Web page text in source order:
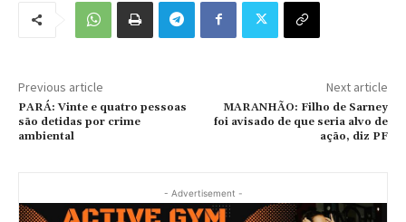
Previous article
PARÁ: Vinte e quatro pessoas
são detidas por crime
ambiental
Next article
MARANHÃO: Filho de Sarney
foi avisado de que seria alvo de
ação, diz PF
- Advertisement -